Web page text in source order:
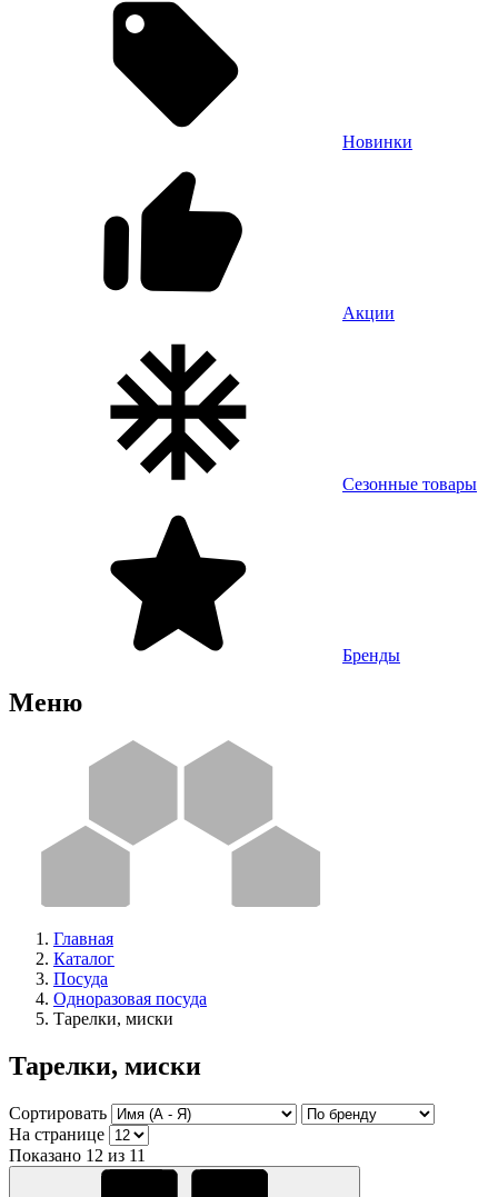
Новинки
Акции
Сезонные товары
Бренды
Меню
Главная
Каталог
Посуда
Одноразовая посуда
Тарелки, миски
Тарелки, миски
Сортировать
На странице
Показано 12 из 11